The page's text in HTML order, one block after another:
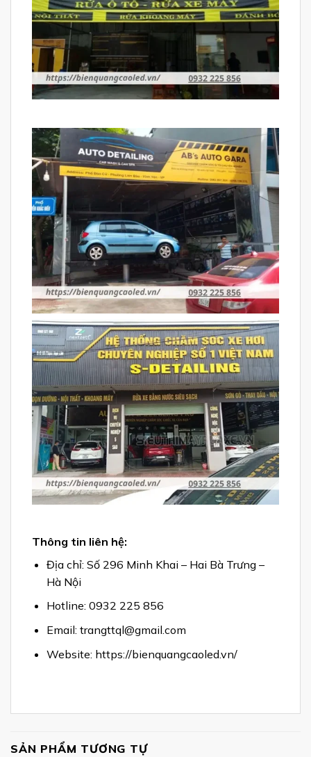
Thông tin liên hệ:
Địa chỉ: Số 296 Minh Khai – Hai Bà Trưng –
Hà Nội
Hotline: 0932 225 856
Email: trangttql@gmail.com
Website: https://bienquangcaoled.vn/
SẢN PHẨM TƯƠNG TỰ